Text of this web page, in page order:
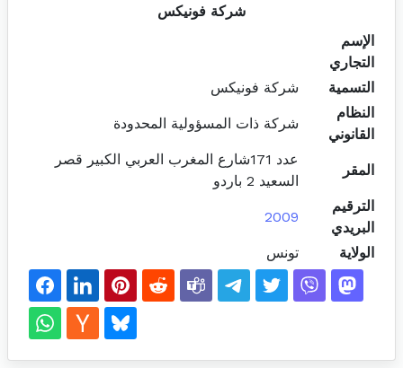
شركة فونيكس
الإسم
التجاري
التسمية
شركة فونيكس
النظام
القانوني
شركة ذات المسؤولية المحدودة
المقر
عدد 171شارع المغرب العربي الكبير قصر
السعيد 2 باردو
الترقيم
البريدي
2009
الولاية تونس